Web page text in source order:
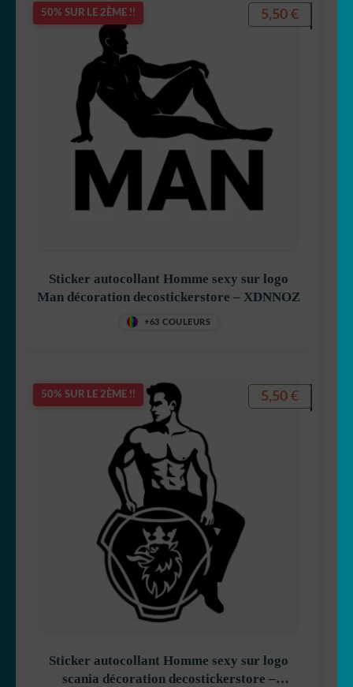
50% SUR LE 2ÈME !!
Sticker autocollant Homme sexy sur logo
Man décoration decostickerstore – XDNNOZ
+63 COULEURS
5,50 €
50% SUR LE 2ÈME !!
Sticker autocollant Homme sexy sur logo
scania décoration decostickerstore –
5,50 €